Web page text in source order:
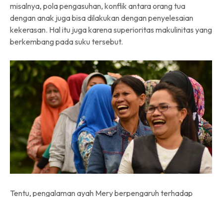
misalnya, pola pengasuhan, konflik antara orang tua
dengan anak juga bisa dilakukan dengan penyelesaian
kekerasan. Hal itu juga karena superioritas makulinitas yang
berkembang pada suku tersebut.
Tentu, pengalaman ayah Mery berpengaruh terhadap